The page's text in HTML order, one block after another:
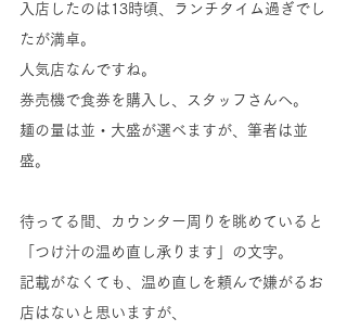
入店したのは13時頃、ランチタイム過ぎでし
たが満卓。
人気店なんですね。
券売機で食券を購入し、スタッフさんへ。
麺の量は並・大盛が選べますが、筆者は並
盛。
待ってる間、カウンター周りを眺めていると
「つけ汁の温め直し承ります」の文字。
記載がなくても、温め直しを頼んで嫌がるお
店はないと思いますが、